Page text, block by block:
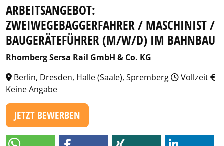
ARBEITSANGEBOT:
ZWEIWEGEBAGGERFAHRER / MASCHINIST /
BAUGERÄTEFÜHRER (M/W/D) IM BAHNBAU
Rhomberg Sersa Rail GmbH & Co. KG
Berlin, Dresden, Halle (Saale), Spremberg
Vollzeit
Keine Angabe
JETZT BEWERBEN